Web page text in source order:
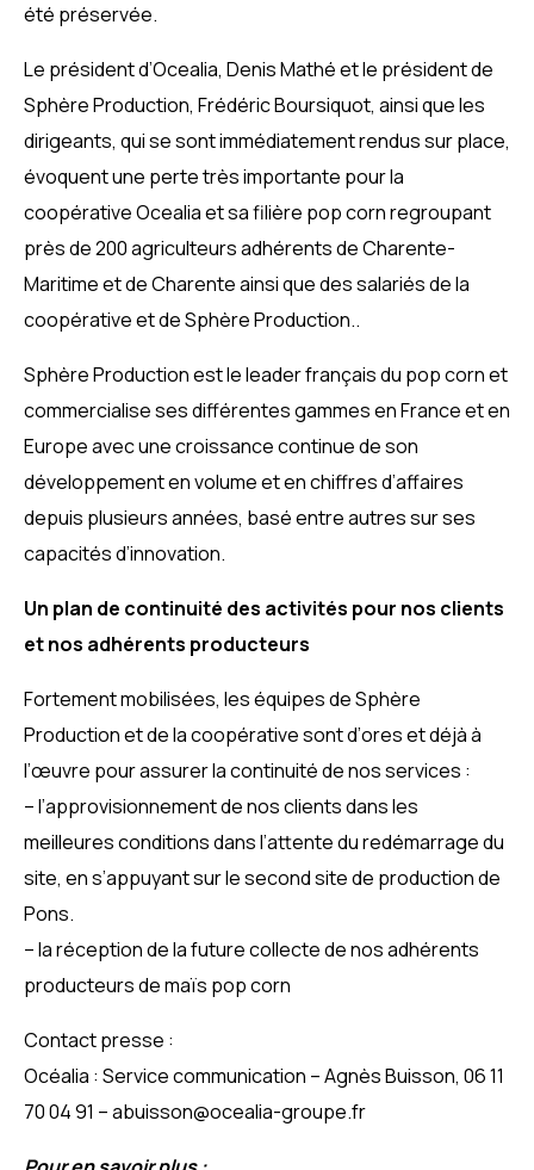
été préservée.
Le président d’Ocealia, Denis Mathé et le président de
Sphère Production, Frédéric Boursiquot, ainsi que les
dirigeants, qui se sont immédiatement rendus sur place,
évoquent une perte très importante pour la
coopérative Ocealia et sa filière pop corn regroupant
près de 200 agriculteurs adhérents de Charente-
Maritime et de Charente ainsi que des salariés de la
coopérative et de Sphère Production..
Sphère Production est le leader français du pop corn et
commercialise ses différentes gammes en France et en
Europe avec une croissance continue de son
développement en volume et en chiffres d’affaires
depuis plusieurs années, basé entre autres sur ses
capacités d’innovation.
Un plan de continuité des activités pour nos clients
et nos adhérents producteurs
Fortement mobilisées, les équipes de Sphère
Production et de la coopérative sont d’ores et déjà à
l’œuvre pour assurer la continuité de nos services :
– l’approvisionnement de nos clients dans les
meilleures conditions dans l’attente du redémarrage du
site, en s’appuyant sur le second site de production de
Pons.
– la réception de la future collecte de nos adhérents
producteurs de maïs pop corn
Contact presse :
Océalia : Service communication – Agnès Buisson, 06 11
70 04 91 – abuisson@ocealia-groupe.fr